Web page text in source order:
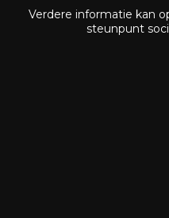
Verdere informatie kan
steunpunt